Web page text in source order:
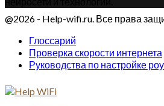
@2026 - Help-wifi.ru. Все права
Глоссарий
Проверка скорости интернета
Руководства по настройке